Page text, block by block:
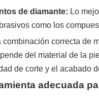
de diamante: Lo
como los
combinación correcta de
del material de la
de corte y el acabado
adecuada